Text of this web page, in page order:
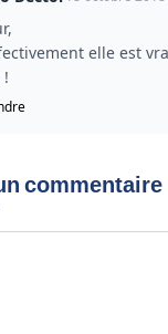
elle est
!
commentaire